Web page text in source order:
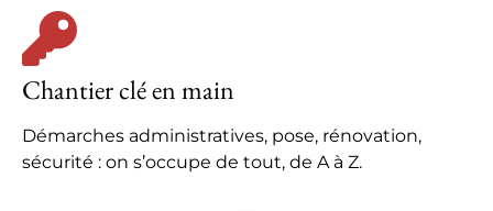
Chantier clé en main
Démarches administratives, pose, rénovation,
sécurité : on s’occupe de tout, de A à Z.